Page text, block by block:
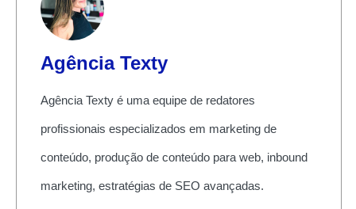
Agência Texty
Agência Texty é uma equipe de redatores
profissionais especializados em marketing de
conteúdo, produção de conteúdo para web, inbound
marketing, estratégias de SEO avançadas.